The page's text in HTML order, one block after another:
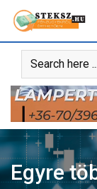
content
Egyre